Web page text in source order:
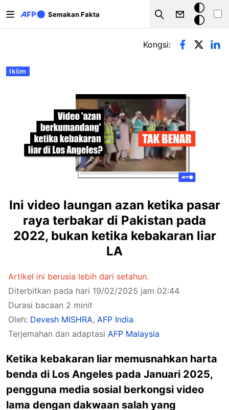
Semakan Fakta
Search
Mod
gelap
Tab-tab utama
Iklim
Kongsi:
Ini video laungan azan ketika pasar
raya terbakar di Pakistan pada
2022, bukan ketika kebakaran liar
LA
Artikel ini berusia lebih dari setahun.
Diterbitkan pada hari 19/02/2025 jam 02:44
Durasi bacaan 2 minit
Oleh: Devesh MISHRA, AFP India
Terjemahan dan adaptasi AFP Malaysia
Ketika kebakaran liar memusnahkan harta
benda di Los Angeles pada Januari 2025,
pengguna media sosial berkongsi video
lama dengan dakwaan salah yang